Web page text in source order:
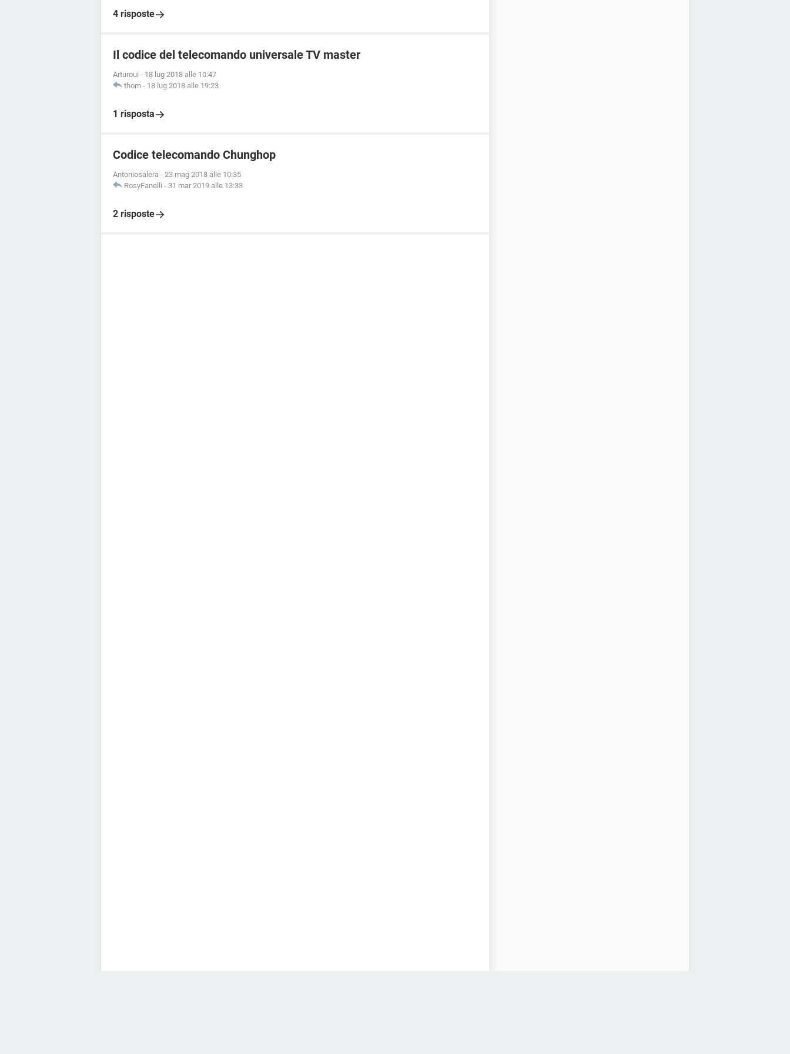
4 risposte
Il codice del telecomando universale TV master
Arturoui - 18 lug 2018 alle 10:47
thom - 18 lug 2018 alle 19:23
1 risposta
Codice telecomando Chunghop
Antoniosalera - 23 mag 2018 alle 10:35
RosyFanelli - 31 mar 2019 alle 13:33
2 risposte